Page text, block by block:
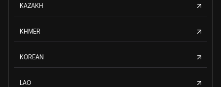
KAZAKH
KHMER
KOREAN
LAO